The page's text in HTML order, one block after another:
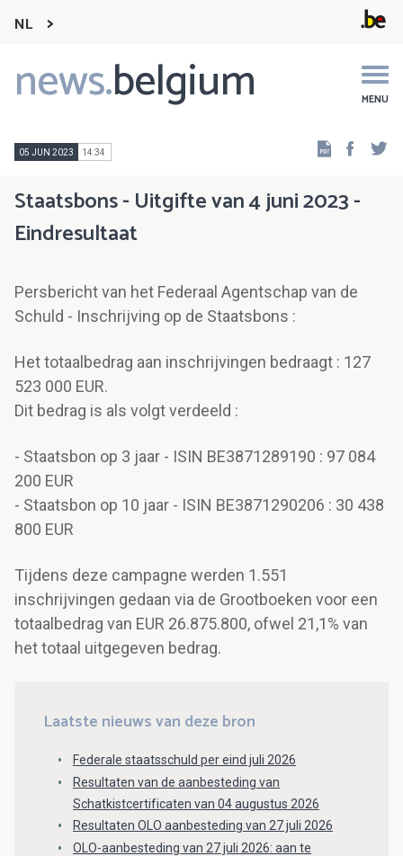
NL
news.belgium MENU
Main
navigation
05 JUN 2023 14:34
Staatsbons - Uitgifte van 4 juni 2023 -
Eindresultaat
Persbericht van het Federaal Agentschap van de
Schuld - Inschrijving op de Staatsbons :
Het totaalbedrag aan inschrijvingen bedraagt : 127
523 000 EUR.
Dit bedrag is als volgt verdeeld :
- Staatsbon op 3 jaar - ISIN BE3871289190 : 97 084
200 EUR
- Staatsbon op 10 jaar - ISIN BE3871290206 : 30 438
800 EUR
Tijdens deze campagne werden 1.551
inschrijvingen gedaan via de Grootboeken voor een
totaalbedrag van EUR 26.875.800, ofwel 21,1% van
het totaal uitgegeven bedrag.
Laatste nieuws van deze bron
Federale staatsschuld per eind juli 2026
Resultaten van de aanbesteding van
Schatkistcertificaten van 04 augustus 2026
Resultaten OLO aanbesteding van 27 juli 2026
OLO-aanbesteding van 27 juli 2026: aan te